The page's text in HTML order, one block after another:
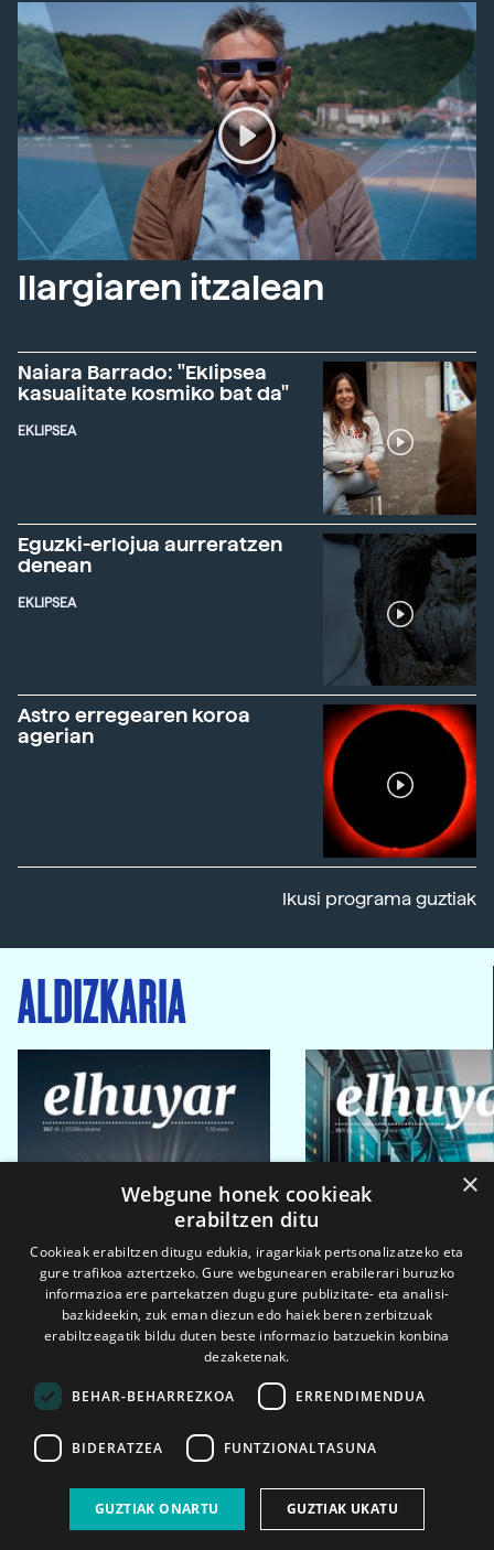
Ilargiaren itzalean
Naiara Barrado: "Eklipsea
kasualitate kosmiko bat da"
EKLIPSEA
Eguzki-erlojua aurreratzen
denean
EKLIPSEA
Astro erregearen koroa
agerian
Ikusi programa guztiak
ALDIZKARIA
2026ko eka. 1a 2026ko mar. 1a
×
Webgune honek cookieak
erabiltzen ditu
Cookieak erabiltzen ditugu edukia, iragarkiak pertsonalizatzeko eta
gure trafikoa aztertzeko. Gure webgunearen erabilerari buruzko
informazioa ere partekatzen dugu gure publizitate- eta analisi-
bazkideekin, zuk eman diezun edo haiek beren zerbitzuak
erabiltzeagatik bildu duten beste informazio batzuekin konbina
dezaketenak.
BEHAR-BEHARREZKOA ERRENDIMENDUA
BIDERATZEA FUNTZIONALTASUNA
GUZTIAK ONARTU GUZTIAK UKATU